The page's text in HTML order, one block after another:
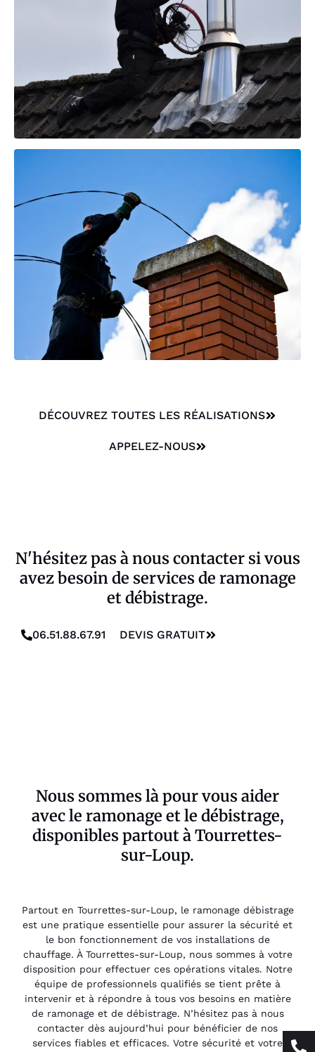
DÉCOUVREZ TOUTES LES RÉALISATIONS
APPELEZ-NOUS
N'hésitez pas à nous contacter si vous
avez besoin de services de ramonage
et débistrage.
06.51.88.67.91 DEVIS GRATUIT
Nous sommes là pour vous aider
avec le ramonage et le débistrage,
disponibles partout à Tourrettes-
sur-Loup.
Partout en Tourrettes-sur-Loup, le ramonage débistrage
est une pratique essentielle pour assurer la sécurité et
le bon fonctionnement de vos installations de
chauffage. À Tourrettes-sur-Loup, nous sommes à votre
disposition pour effectuer ces opérations vitales. Notre
équipe de professionnels qualifiés se tient prête à
intervenir et à répondre à tous vos besoins en matière
de ramonage et de débistrage. N’hésitez pas à nous
contacter dès aujourd’hui pour bénéficier de nos
services fiables et efficaces. Votre sécurité et votre